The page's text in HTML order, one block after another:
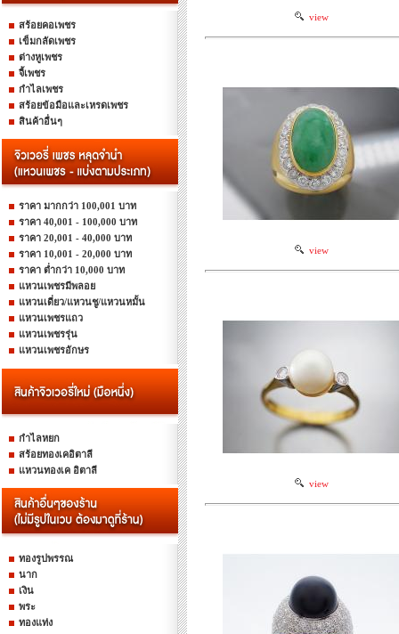
สร้อยคอเพชร
เข็มกลัดเพชร
ต่างหูเพชร
จี้เพชร
กำไลเพชร
สร้อยข้อมือและเหรดเพชร
สินค้าอื่นๆ
ราคา มากกว่า 100,001 บาท
ราคา 40,001 - 100,000 บาท
ราคา 20,001 - 40,000 บาท
ราคา 10,001 - 20,000 บาท
ราคา ต่ำกว่า 10,000 บาท
แหวนเพชรมีพลอย
แหวนเดี่ยว/แหวนชู/แหวนหมั้น
แหวนเพชรแถว
แหวนเพชรรุ่น
แหวนเพชรอักษร
กำไลหยก
สร้อยทองเคอิตาลี
แหวนทองเค อิตาลี
ทองรูปพรรณ
นาก
เงิน
พระ
ทองแท่ง
view
view
view